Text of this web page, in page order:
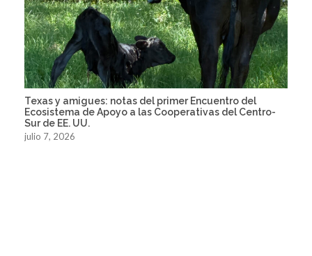
Texas y amigues: notas del primer Encuentro del
Ecosistema de Apoyo a las Cooperativas del Centro-
Sur de EE. UU.
julio 7, 2026